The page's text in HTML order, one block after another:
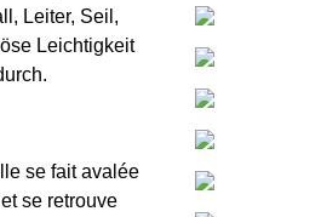
Leiter, Seil,
Leichtigkeit
se fait avalée
se retrouve